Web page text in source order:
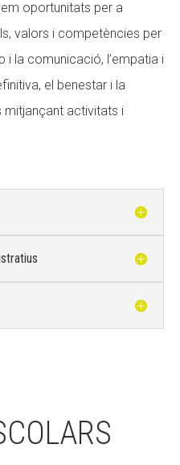
oportunitats per a
valors i competències per
i la comunicació, l’empatia i
el benestar i la
mitjançant activitats i